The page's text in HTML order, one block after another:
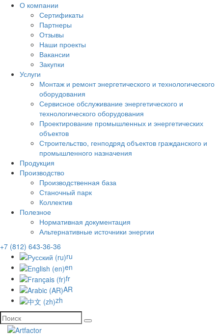
О компании
Сертификаты
Партнеры
Отзывы
Наши проекты
Вакансии
Закупки
Услуги
Монтаж и ремонт энергетического и технологического
оборудования
Сервисное обслуживание энергетического и
технологического оборудования
Проектирование промышленных и энергетических
объектов
Строительство, генподряд объектов гражданского и
промышленного назначения
Продукция
Производство
Производственная база
Станочный парк
Коллектив
Полезное
Нормативная документация
Альтернативные источники энергии
+7 (812) 643-36-36
ru
en
fr
AR
zh